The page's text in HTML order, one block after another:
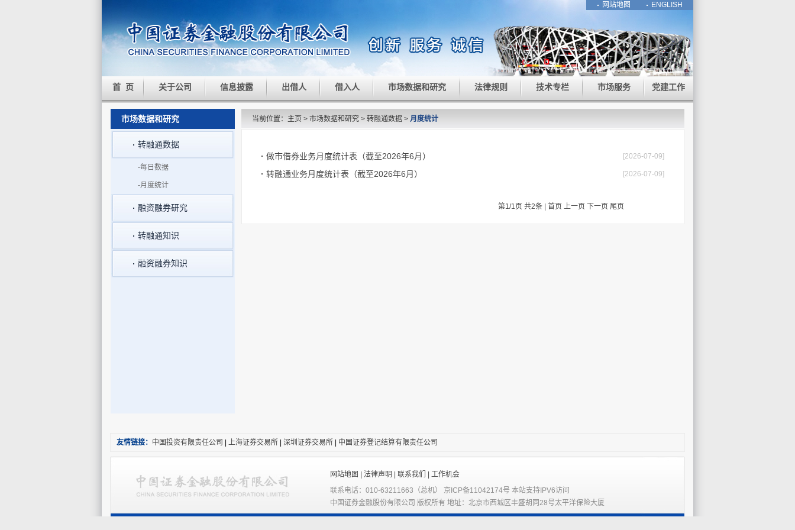
网站地图 ENGLISH
首 页 关于公司 信息披露 出借人 借入人 市场数据和研究 法律规则 技术专栏 市场服务 党建工作
市场数据和研究
转融通数据
-每日数据
-月度统计
融资融券研究
转融通知识
融资融券知识
当前位置： 主页 > 市场数据和研究 > 转融通数据 > 月度统计
做市借券业务月度统计表（截至2026年6月） [2026-07-09]
转融通业务月度统计表（截至2026年6月） [2026-07-09]
第1/1页 共2条 | 首页 上一页 下一页 尾页
友情链接： 中国投资有限责任公司 上海证券交易所 深圳证券交易所 中国证券登记结算有限责任公司
网站地图 | 法律声明 | 联系我们 | 工作机会
联系电话：010-63211663（总机） 京ICP备11042174号 本站支持IPV6访问
中国证券金融股份有限公司 版权所有 地址：北京市西城区丰盛胡同28号太平洋保险大厦